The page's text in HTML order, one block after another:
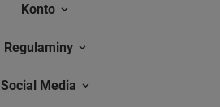
Konto
Regulaminy
Social Media